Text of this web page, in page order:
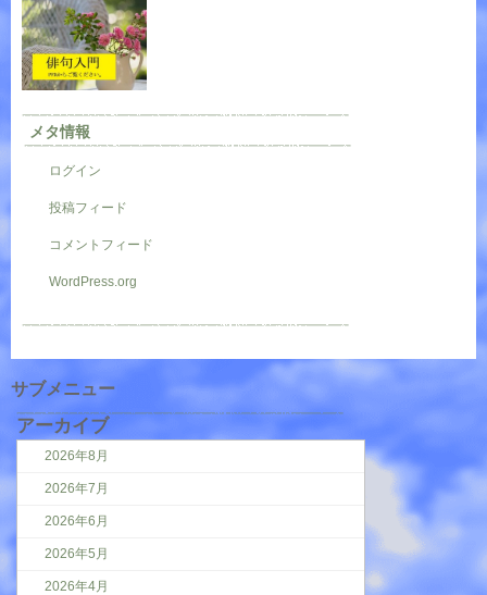
メタ情報
ログイン
投稿フィード
コメントフィード
WordPress.org
サブメニュー
アーカイブ
2026年8月
2026年7月
2026年6月
2026年5月
2026年4月